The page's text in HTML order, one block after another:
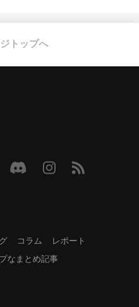
トップへ
コラム
レポート
なまとめ記事